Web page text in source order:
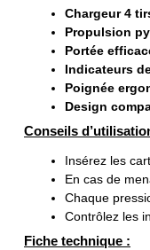
Chargeur 4
Propulsion
Portée
Indicateurs
Poignée
Design
Conseils
Insérez les
En cas de
Chaque
Contrôlez les
Fiche technique :